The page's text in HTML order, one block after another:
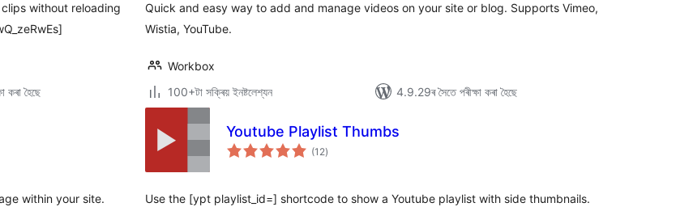
without reloading
কৰা হৈছে
Quick and easy way to add and manage videos on your site or blog. Supports Vimeo,
Wistia, YouTube.
Workbox
100+টা সক্ৰিয় ইনষ্টলেশ্যন
4.9.29ৰ সৈতে পৰীক্ষা কৰা হৈছে
within your site.
Youtube Playlist Thumbs
(12টা
মুঠ)
Use the [ypt playlist_id=] shortcode to show a Youtube playlist with side thumbnails.